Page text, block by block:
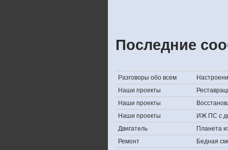
Последние
Разговоры обо всем
Наши проекты
Наши проекты
Наши проекты
ИЖ ПС с
Двигатель
Планета
Ремонт
Бедная